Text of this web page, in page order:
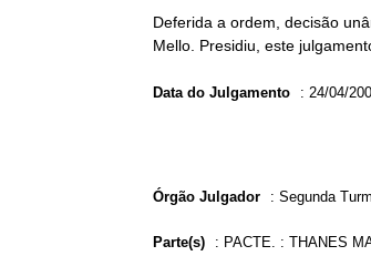
Deferida a ordem, decisão
Mello. Presidiu, este
Data do Julgamento : 24/04/
Órgão Julgador : Segunda
Parte(s) : PACTE. : THANES